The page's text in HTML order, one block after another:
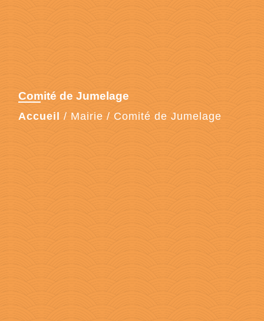
Comité de Jumelage
Accueil / Mairie / Comité de Jumelage